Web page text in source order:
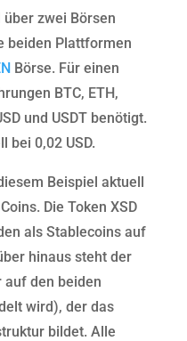
über zwei Börsen
beiden Plattformen
Börse. Für einen
BTC, ETH,
und USDT benötigt.
bei 0,02 USD.
Beispiel aktuell
Die Token XSD
als Stablecoins auf
hinaus steht der
auf den beiden
wird), der das
bildet. Alle